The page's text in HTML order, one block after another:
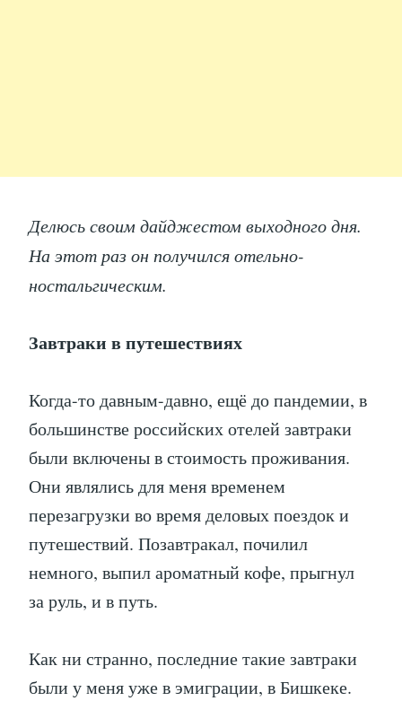
Делюсь своим дайджестом выходного дня.
На этот раз он получился отельно-
ностальгическим.
Завтраки в путешествиях
Когда-то давным-давно, ещё до пандемии, в
большинстве российских отелей завтраки
были включены в стоимость проживания.
Они являлись для меня временем
перезагрузки во время деловых поездок и
путешествий. Позавтракал, почилил
немного, выпил ароматный кофе, прыгнул
за руль, и в путь.
Как ни странно, последние такие завтраки
были у меня уже в эмиграции, в Бишкеке.